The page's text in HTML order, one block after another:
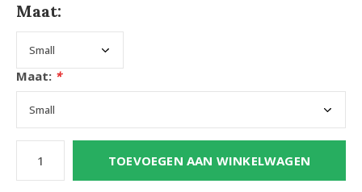
Maat:
Maat: *
TOEVOEGEN AAN WINKELWAGEN